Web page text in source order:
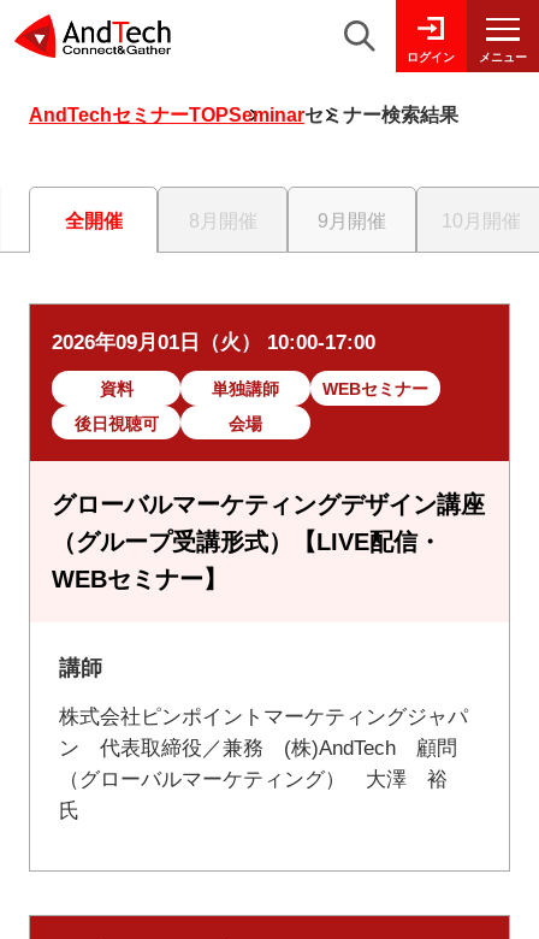
ログイン メニュー
AndTechセミナーTOPSeminarセミナー検索結果
全開催 8月開催 9月開催 10月開催
2026年09月01日（火） 10:00-17:00
資料 単独講師
WEBセミナー
後日視聴可
会場
グローバルマーケティングデザイン講座
（グループ受講形式）【LIVE配信・
WEBセミナー】
講師
株式会社ピンポイントマーケティングジャパ
ン 代表取締役／兼務 (株)AndTech 顧問
（グローバルマーケティング） 大澤 裕
氏